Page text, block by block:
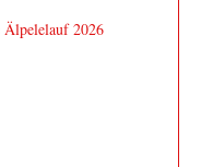
Älpelelauf 2026